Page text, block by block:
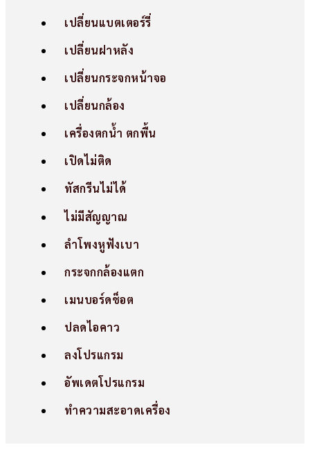
เปลี่ยนแบตเตอร์รี่
เปลี่ยนฝาหลัง
เปลี่ยนกระจกหน้าจอ
เปลี่ยนกล้อง
เครื่องตกน้ำ ตกพื้น
เปิดไม่ติด
ทัสกรีนไม่ได้
ไม่มีสัญญาณ
ลำโพงหูฟังเบา
กระจกกล้องแตก
เมนบอร์ดช็อต
ปลดไอคาว
ลงโปรแกรม
อัพเดตโปรแกรม
ทำความสะอาดเครื่อง